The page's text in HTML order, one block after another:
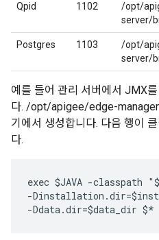
Qpid 1102
/opt/
server/
Postgres 1103
/opt/
server/
예를 들어 관리 서버에서 JMX
다. /opt/apigee/edge-
기에서 생성합니다. 다음 행이
다.
exec $JAVA -classpath
-
-Ddata.dir=$data_dir $*